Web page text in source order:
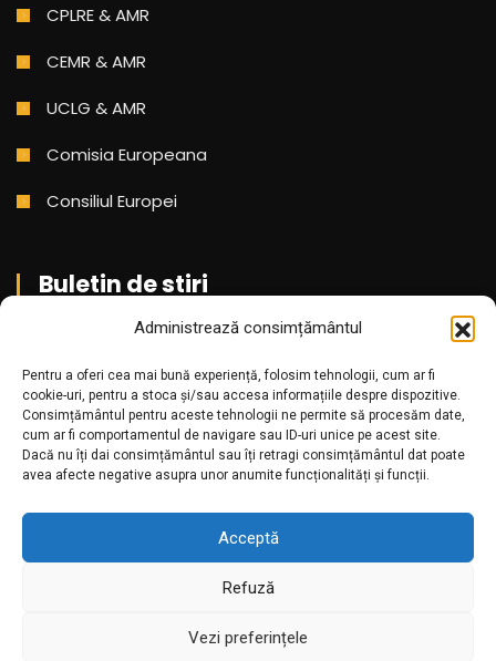
Administrează consimțământul
Pentru a oferi cea mai bună experiență, folosim tehnologii, cum ar fi
cookie-uri, pentru a stoca și/sau accesa informațiile despre dispozitive.
Consimțământul pentru aceste tehnologii ne permite să procesăm date,
cum ar fi comportamentul de navigare sau ID-uri unice pe acest site.
Dacă nu îți dai consimțământul sau îți retragi consimțământul dat poate
avea afecte negative asupra unor anumite funcționalități și funcții.
Acceptă
Refuză
Vezi preferințele
CPLRE & AMR
CEMR & AMR
UCLG & AMR
Comisia Europeana
Consiliul Europei
Buletin de stiri
Aboneaza-te pentru a primi cele mai noi stiri din partea
noastra!